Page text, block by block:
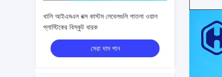
খালি আইএমএল বক্স কাস্টম লেবেলগুলি পাতলা ওয়াল
প্লাস্টিকের বিস্কুট ধারক
সেরা দাম পান